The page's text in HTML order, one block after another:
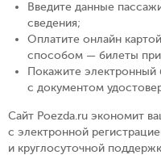
Введите данные
сведения;
Оплатите онлайн
способом — билеты
Покажите электронный
с документом
Сайт Poezda.ru экономит
с электронной
и круглосуточной